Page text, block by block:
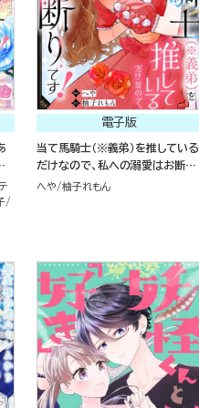
電子版
当て馬騎士（※義弟）を推している
だけなので、私への溺愛はお断り
です！（分冊版）
へや 柚子れもん